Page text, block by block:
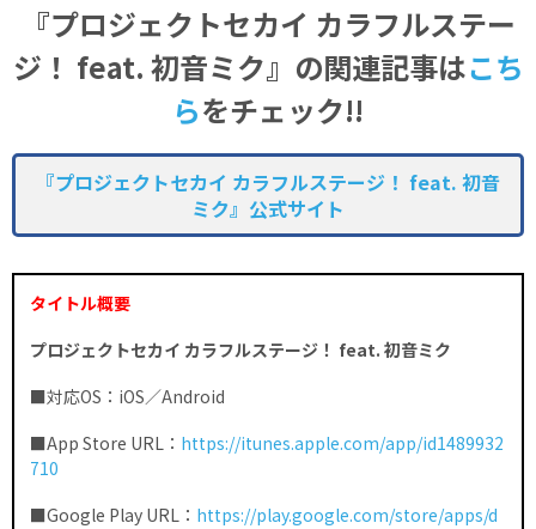
『プロジェクトセカイ カラフルステー
ジ！ feat. 初音ミク』の関連記事はこち
らをチェック!!
『プロジェクトセカイ カラフルステージ！ feat. 初音
ミク』公式サイト
タイトル概要
プロジェクトセカイ カラフルステージ！ feat. 初音ミク
■対応OS：iOS／Android
■App Store URL： https://itunes.apple.com/app/id1489932
710
■Google Play URL： https://play.google.com/store/apps/d